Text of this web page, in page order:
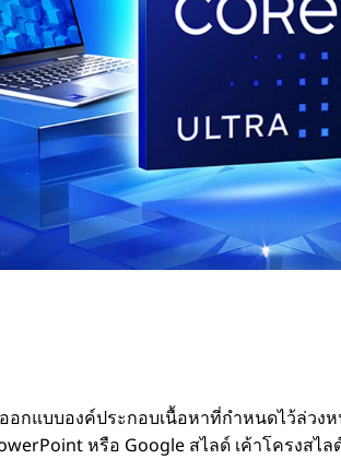
อกแบบองค์ประกอบเนื้อหาที่กําหนดไว้ล่วง
หรือ Google สไลด์ เค้าโครงสไล